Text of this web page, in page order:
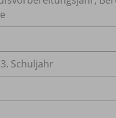
Schuljahr